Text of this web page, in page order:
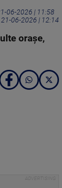
06-2026 | 11:58
21-06-2026 | 12:14
orașe,